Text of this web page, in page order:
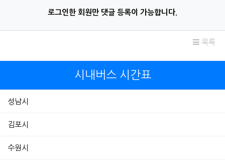
로그인한 회원만 댓글 등록이 가능합니다.
목록
시내버스 시간표
성남시
김포시
수원시